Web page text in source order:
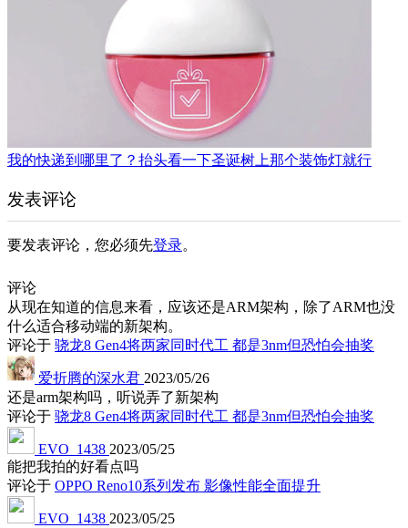
我的快递到哪里了？抬头看一下圣诞树上那个装饰灯就行
发表评论
要发表评论，您必须先登录。
评论
从现在知道的信息来看，应该还是ARM架构，除了ARM也没
什么适合移动端的新架构。
评论于 骁龙8 Gen4将两家同时代工 都是3nm但恐怕会抽奖
爱折腾的深水君 2023/05/26
还是arm架构吗，听说弄了新架构
评论于 骁龙8 Gen4将两家同时代工 都是3nm但恐怕会抽奖
EVO_1438 2023/05/25
能把我拍的好看点吗
评论于 OPPO Reno10系列发布 影像性能全面提升
EVO_1438 2023/05/25